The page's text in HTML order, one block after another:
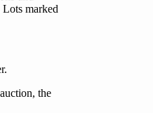
marked
the